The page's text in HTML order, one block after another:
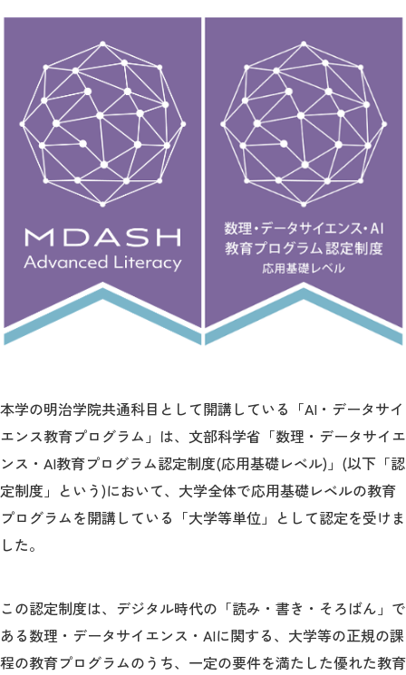
STORIES ニュース
よくあるご質問 サイトマップ
アクセス お問い合わせ
情報数理科学研究所
大学院
本学の明治学院共通科目として開講している「AI・データサイ
エンス教育プログラム」は、文部科学省「数理・データサイエ
ンス・AI教育プログラム認定制度(応用基礎レベル)」(以下「認
定制度」という)において、大学全体で応用基礎レベルの教育
プログラムを開講している「大学等単位」として認定を受けま
した。
この認定制度は、デジタル時代の「読み・書き・そろばん」で
ある数理・データサイエンス・AIに関する、大学等の正規の課
程の教育プログラムのうち、一定の要件を満たした優れた教育